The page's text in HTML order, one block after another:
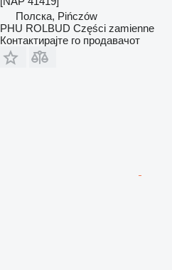
Полска, Pińczów
PHU ROLBUD Części zamienne
Контактирајте го продавачот